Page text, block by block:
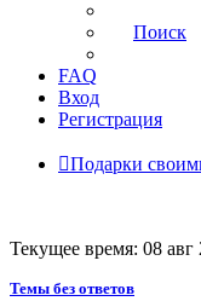
Поиск
FAQ
Вход
Регистрация
Подарки
Текущее время: 08 авг
Темы без ответов